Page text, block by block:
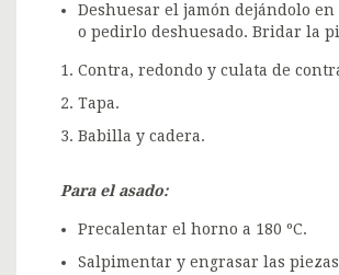
Deshuesar el jamón dejándolo en
o pedirlo deshuesado. Bridar la
Contra, redondo y culata de
Tapa.
Babilla y cadera.
Para el asado:
Precalentar el horno a 180 ºC.
Salpimentar y engrasar las